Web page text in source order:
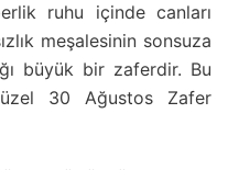
ruhu içinde canları
meşalesinin sonsuza
büyük bir zaferdir. Bu
30 Ağustos Zafer